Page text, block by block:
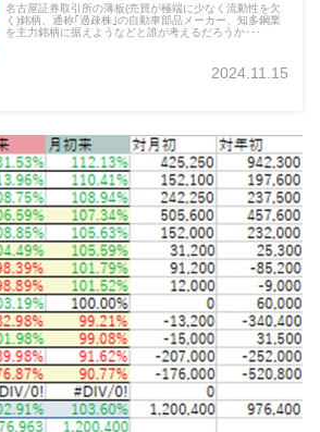
名古屋証券取引所の薄板(売買が極端に少なく流動性を欠
く)銘柄、通称｢過疎株｣の自動車部品メーカー、知多鋼業
を主力銘柄に据えようなどと誰が考えるだろうか･･･
2024.11.15